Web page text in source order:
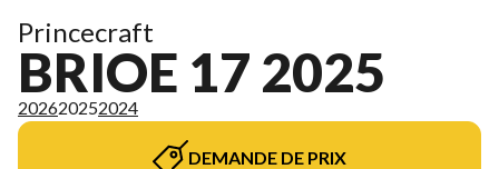
Princecraft
BRIOE 17 2025
202620252024
DEMANDE DE PRIX